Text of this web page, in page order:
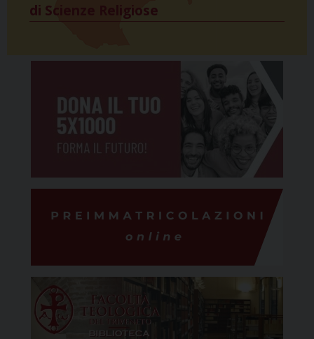
di Scienze Religiose